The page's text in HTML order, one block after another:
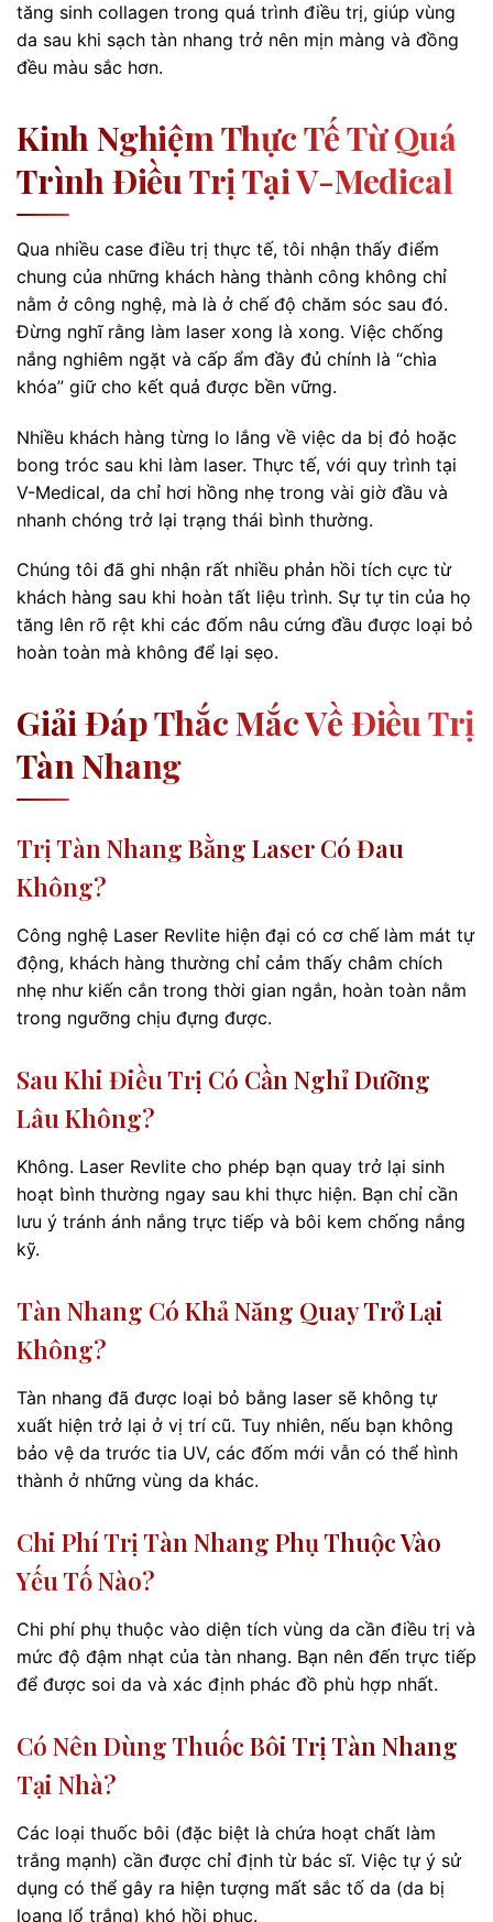
tăng sinh collagen trong quá trình điều trị, giúp vùng
da sau khi sạch tàn nhang trở nên mịn màng và đồng
đều màu sắc hơn.
Kinh Nghiệm Thực Tế Từ Quá
Trình Điều Trị Tại V-Medical
Qua nhiều case điều trị thực tế, tôi nhận thấy điểm
chung của những khách hàng thành công không chỉ
nằm ở công nghệ, mà là ở chế độ chăm sóc sau đó.
Đừng nghĩ rằng làm laser xong là xong. Việc chống
nắng nghiêm ngặt và cấp ẩm đầy đủ chính là “chìa
khóa” giữ cho kết quả được bền vững.
Nhiều khách hàng từng lo lắng về việc da bị đỏ hoặc
bong tróc sau khi làm laser. Thực tế, với quy trình tại
V-Medical, da chỉ hơi hồng nhẹ trong vài giờ đầu và
nhanh chóng trở lại trạng thái bình thường.
Chúng tôi đã ghi nhận rất nhiều phản hồi tích cực từ
khách hàng sau khi hoàn tất liệu trình. Sự tự tin của họ
tăng lên rõ rệt khi các đốm nâu cứng đầu được loại bỏ
hoàn toàn mà không để lại sẹo.
Giải Đáp Thắc Mắc Về Điều Trị
Tàn Nhang
Trị Tàn Nhang Bằng Laser Có Đau
Không?
Công nghệ Laser Revlite hiện đại có cơ chế làm mát tự
động, khách hàng thường chỉ cảm thấy châm chích
nhẹ như kiến cắn trong thời gian ngắn, hoàn toàn nằm
trong ngưỡng chịu đựng được.
Sau Khi Điều Trị Có Cần Nghỉ Dưỡng
Lâu Không?
Không. Laser Revlite cho phép bạn quay trở lại sinh
hoạt bình thường ngay sau khi thực hiện. Bạn chỉ cần
lưu ý tránh ánh nắng trực tiếp và bôi kem chống nắng
kỹ.
Tàn Nhang Có Khả Năng Quay Trở Lại
Không?
Tàn nhang đã được loại bỏ bằng laser sẽ không tự
xuất hiện trở lại ở vị trí cũ. Tuy nhiên, nếu bạn không
bảo vệ da trước tia UV, các đốm mới vẫn có thể hình
thành ở những vùng da khác.
Chi Phí Trị Tàn Nhang Phụ Thuộc Vào
Yếu Tố Nào?
Chi phí phụ thuộc vào diện tích vùng da cần điều trị và
mức độ đậm nhạt của tàn nhang. Bạn nên đến trực tiếp
để được soi da và xác định phác đồ phù hợp nhất.
Có Nên Dùng Thuốc Bôi Trị Tàn Nhang
Tại Nhà?
Các loại thuốc bôi (đặc biệt là chứa hoạt chất làm
trắng mạnh) cần được chỉ định từ bác sĩ. Việc tự ý sử
dụng có thể gây ra hiện tượng mất sắc tố da (da bị
loang lổ trắng) khó hồi phục.